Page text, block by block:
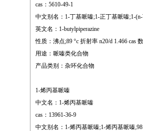
cas：5610-49-1
中文别名：1-丁基哌嗪;1-正丁基哌嗪;1-
英文名：1-butylpiperazine
性质：沸点;89 °c 折射率 n20/d 1.466 cas
用途：哌嗪类化合物
产品类别：杂环化合物
1-烯丙基哌嗪
中文名：1-烯丙基哌嗪
cas：13961-36-9
中文别名：1-烯丙基哌嗪;1-烯丙基哌嗪